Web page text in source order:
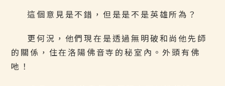
這個意見是不錯，但是是不是英雄所為？
更何況，他們現在是透過無明破和尚他先師
的關係，住在洛陽佛音寺的秘室內。外頭有佛
吔！